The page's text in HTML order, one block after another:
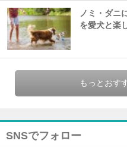
ノミ・ダニ
を愛犬と楽
もっとおす
SNSでフォロー